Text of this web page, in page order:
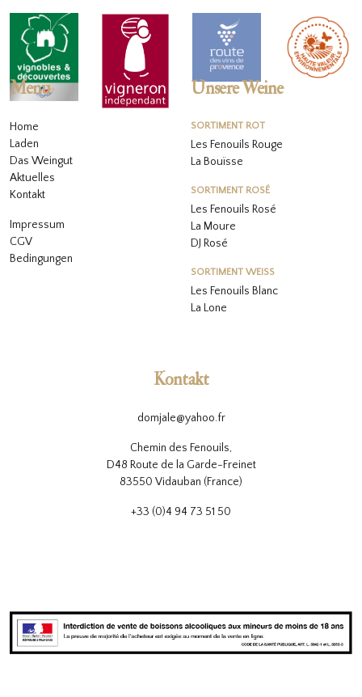
Menu
Home
Laden
Das Weingut
Aktuelles
Kontakt
Impressum
CGV
Bedingungen
Unsere Weine
SORTIMENT ROT
Les Fenouils Rouge
La Bouïsse
SORTIMENT ROSÉ
Les Fenouils Rosé
La Moure
DJ Rosé
SORTIMENT WEISS
Les Fenouils Blanc
La Lone
Kontakt
domjale@yahoo.fr
Chemin des Fenouils,
D48 Route de la Garde-Freinet
83550 Vidauban (France)
+33 (0)4 94 73 51 50